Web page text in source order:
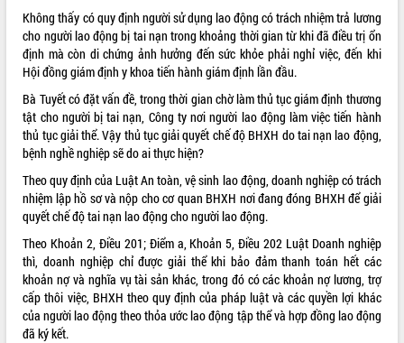
Không thấy có quy định người sử dụng lao động có trách nhiệm trả lương
cho người lao động bị tai nạn trong khoảng thời gian từ khi đã điều trị ổn
định mà còn di chứng ảnh hưởng đến sức khỏe phải nghỉ việc, đến khi
Hội đồng giám định y khoa tiến hành giám định lần đầu.
Bà Tuyết có đặt vấn đề, trong thời gian chờ làm thủ tục giám định thương
tật cho người bị tai nạn, Công ty nơi người lao động làm việc tiến hành
thủ tục giải thể. Vậy thủ tục giải quyết chế độ BHXH do tai nạn lao động,
bệnh nghề nghiệp sẽ do ai thực hiện?
Theo quy định của Luật An toàn, vệ sinh lao động, doanh nghiệp có trách
nhiệm lập hồ sơ và nộp cho cơ quan BHXH nơi đang đóng BHXH để giải
quyết chế độ tai nạn lao động cho người lao động.
Theo Khoản 2, Điều 201; Điểm a, Khoản 5, Điều 202 Luật Doanh nghiệp
thì, doanh nghiệp chỉ được giải thể khi bảo đảm thanh toán hết các
khoản nợ và nghĩa vụ tài sản khác, trong đó có các khoản nợ lương, trợ
cấp thôi việc, BHXH theo quy định của pháp luật và các quyền lợi khác
của người lao động theo thỏa ước lao động tập thể và hợp đồng lao động
đã ký kết.